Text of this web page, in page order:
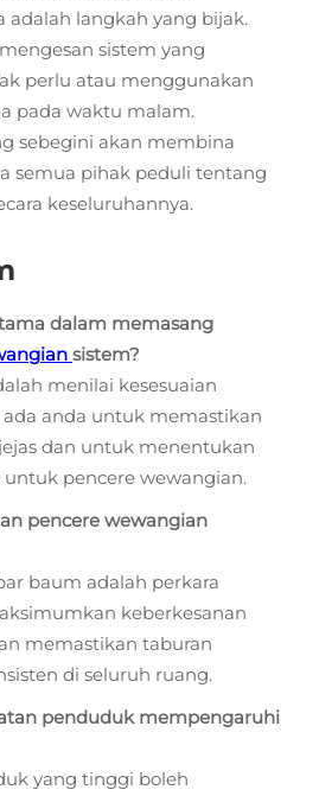
langkah yang bijak.
sistem yang
perlu atau menggunakan
pada waktu malam.
sebegini akan membina
semua pihak peduli tentang
keseluruhannya.
dalam memasang
sistem?
menilai kesesuaian
ada anda untuk memastikan
dan untuk menentukan
pencere wewangian.
pencere wewangian
baum adalah perkara
keberkesanan
memastikan taburan
di seluruh ruang.
penduduk mempengaruhi
yang tinggi boleh